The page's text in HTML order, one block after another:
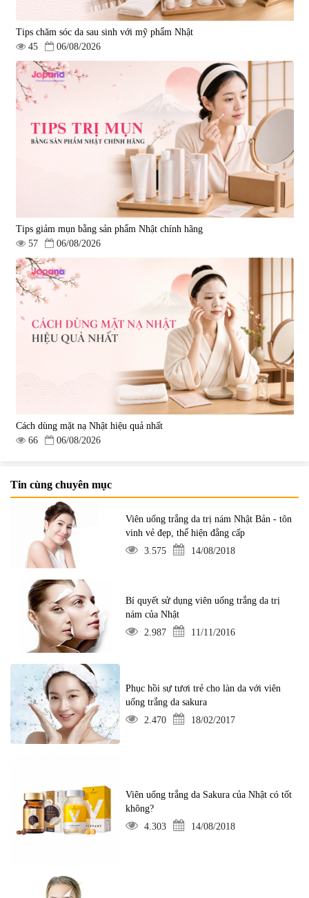
Tips chăm sóc da sau sinh với mỹ phẩm Nhật
45
06/08/2026
Tips giảm mụn bằng sản phẩm Nhật chính hãng
57
06/08/2026
Cách dùng mặt nạ Nhật hiệu quả nhất
66
06/08/2026
Tin cùng chuyên mục
Viên uống trắng da trị nám Nhật Bản - tôn
vinh vẻ đẹp, thể hiện đẳng cấp
3.575
14/08/2018
Bí quyết sử dụng viên uống trắng da trị
nám của Nhật
2.987
11/11/2016
Phục hồi sự tươi trẻ cho làn da với viên
uống trắng da sakura
2.470
18/02/2017
Viên uống trắng da Sakura của Nhật có tốt
không?
4.303
14/08/2018